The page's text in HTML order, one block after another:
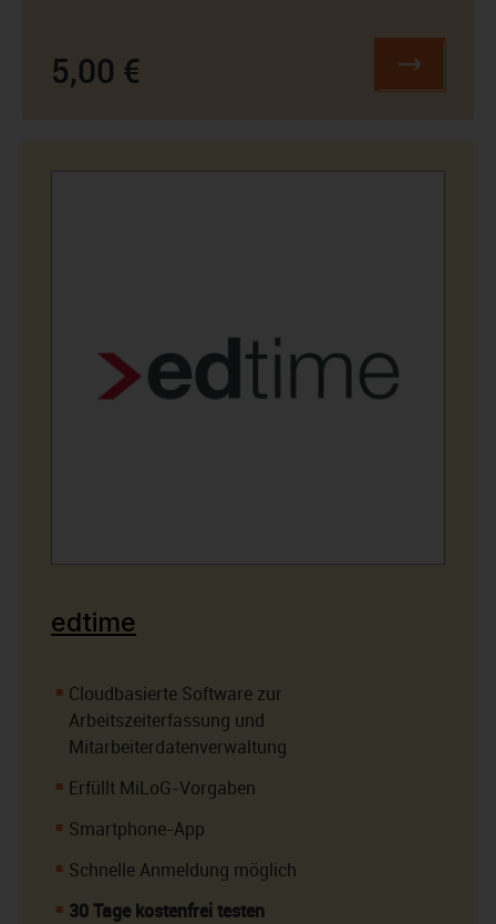
5,00 €
edtime
Cloudbasierte Software zur
Arbeitszeiterfassung und
Mitarbeiterdatenverwaltung
Erfüllt MiLoG-Vorgaben
Smartphone-App
Schnelle Anmeldung möglich
30 Tage kostenfrei testen